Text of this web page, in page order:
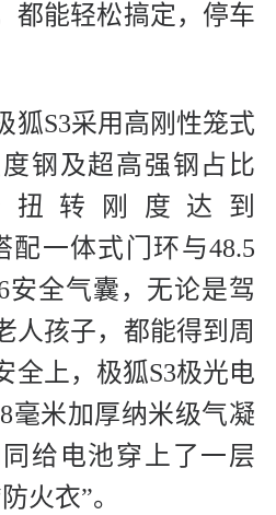
都能轻松搞定，停车
狐S3采用高刚性笼式
钢及超高强钢占比
扭转刚度达到
配一体式门环与48.5
安全气囊，无论是驾
人孩子，都能得到周
全上，极狐S3极光电
毫米加厚纳米级气凝
给电池穿上了一层
火衣”。